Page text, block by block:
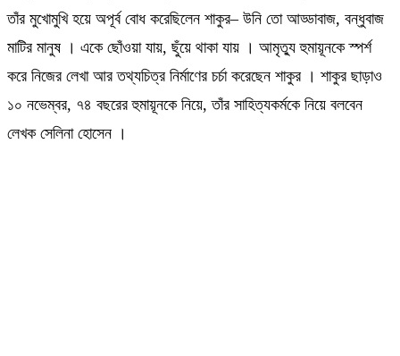
তাঁর মুখোমুখি হয়ে অপূর্ব বোধ করেছিলেন শাকুর– উনি তো আড্ডাবাজ, বন্ধুবাজ
মাটির মানুষ । একে ছোঁওয়া যায়, ছুঁয়ে থাকা যায় । আমৃত্যু হুমায়ূনকে স্পর্শ
করে নিজের লেখা আর তথ্যচিত্র নির্মাণের চর্চা করেছেন শাকুর । শাকুর ছাড়াও
১০ নভেম্বর, ৭৪ বছরের হুমায়ূনকে নিয়ে, তাঁর সাহিত্যকর্মকে নিয়ে বলবেন
লেখক সেলিনা হোসেন ।